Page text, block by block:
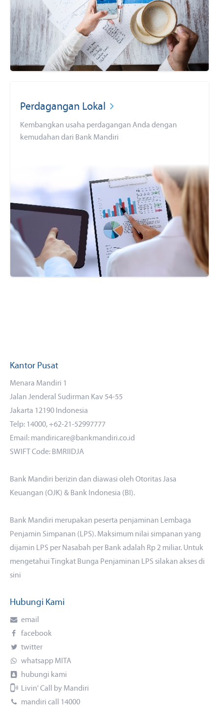
Perdagangan Lokal
Kembangkan usaha perdagangan Anda dengan
kemudahan dari Bank Mandiri
Kantor Pusat
Menara Mandiri 1
Jalan Jenderal Sudirman Kav 54-55
Jakarta 12190 Indonesia
Telp: 14000, +62-21-52997777
Email: mandiricare@bankmandiri.co.id
SWIFT Code: BMRIIDJA
Bank Mandiri berizin dan diawasi oleh Otoritas Jasa
Keuangan (OJK) & Bank Indonesia (BI).
Bank Mandiri merupakan peserta penjaminan Lembaga
Penjamin Simpanan (LPS). Maksimum nilai simpanan yang
dijamin LPS per Nasabah per Bank adalah Rp 2 miliar. Untuk
mengetahui Tingkat Bunga Penjaminan LPS silakan aksesdi
sini
Hubungi Kami
email
facebook
twitter
whatsapp MITA
hubungi kami
Livin' Call by Mandiri
mandiri call 14000